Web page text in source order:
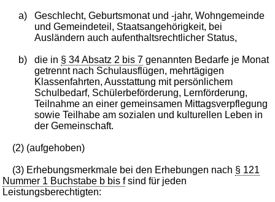
a)
Geschlecht, Geburtsmonat und -jahr, Wohngemeinde
und Gemeindeteil, Staatsangehörigkeit, bei
Ausländern auch aufenthaltsrechtlicher Status,
b) die in § 34 Absatz 2 bis 7genannten Bedarfe je Monat
getrennt nach Schulausflügen, mehrtägigen
Klassenfahrten, Ausstattung mit persönlichem
Schulbedarf, Schülerbeförderung, Lernförderung,
Teilnahme an einer gemeinsamen Mittagsverpflegung
sowie Teilhabe am sozialen und kulturellen Leben in
der Gemeinschaft.
(2) (aufgehoben)
(3) Erhebungsmerkmale bei den Erhebungen nach § 121
Nummer 1 Buchstabe b bis fsind für jeden
Leistungsberechtigten: